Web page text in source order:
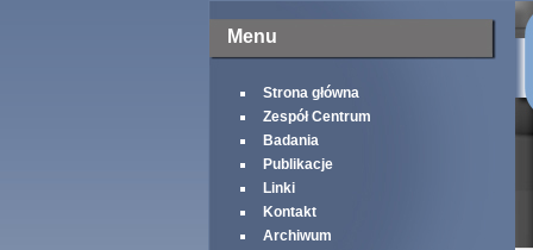
Menu
Strona główna
Zespół Centrum
Badania
Publikacje
Linki
Kontakt
Archiwum